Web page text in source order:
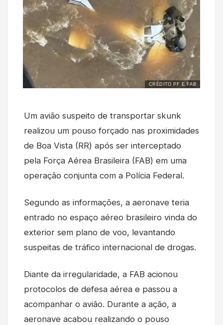
CRÉDITO PF E FAB
Um avião suspeito de transportar skunk
realizou um pouso forçado nas proximidades
de Boa Vista (RR) após ser interceptado
pela Força Aérea Brasileira (FAB) em uma
operação conjunta com a Polícia Federal.
Segundo as informações, a aeronave teria
entrado no espaço aéreo brasileiro vinda do
exterior sem plano de voo, levantando
suspeitas de tráfico internacional de drogas.
Diante da irregularidade, a FAB acionou
protocolos de defesa aérea e passou a
acompanhar o avião. Durante a ação, a
aeronave acabou realizando o pouso